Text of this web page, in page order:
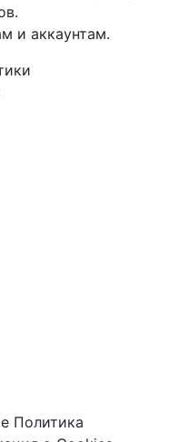
и аккаунтам.
Политика